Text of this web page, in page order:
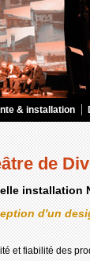
& installation
de
installation
d'un
et fiabilité des